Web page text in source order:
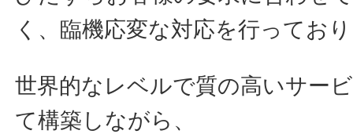
く、臨機応変な対応を行ってお
世界的なレベルで質の高いサー
て構築しながら、